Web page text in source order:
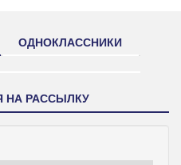
ОДНОКЛАССНИКИ
НА РАССЫЛКУ